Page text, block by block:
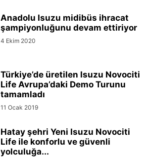
Anadolu Isuzu midibüs ihracat
şampiyonluğunu devam ettiriyor
4 Ekim 2020
Türkiye’de üretilen Isuzu Novociti
Life Avrupa’daki Demo Turunu
tamamladı
11 Ocak 2019
Hatay şehri Yeni Isuzu Novociti
Life ile konforlu ve güvenli
yolculuğa...